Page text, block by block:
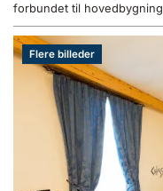
forbundet til
Flere billeder